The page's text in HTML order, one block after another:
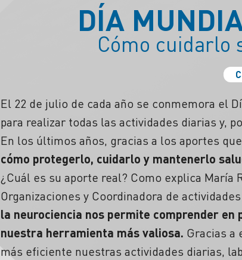
DÍA
Cómo cuidarlo
El 22 de julio de cada año se conmemora el
para realizar todas las actividades diarias y,
En los últimos años, gracias a los aportes
cómo protegerlo, cuidarlo y mantenerlo
¿Cuál es su aporte real? Como explica María
Organizaciones y Coordinadora de
la neurociencia nos permite comprender
nuestra herramienta más valiosa. Gracias a
más eficiente nuestras actividades diarias,